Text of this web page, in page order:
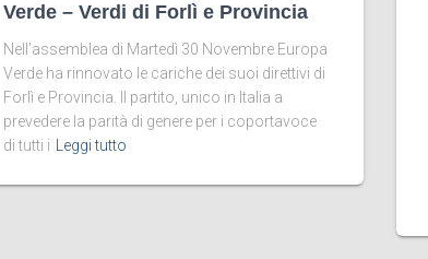
Verde – Verdi di Forlì e Provincia
Nell’assemblea di Martedì 30 Novembre Europa
Verde ha rinnovato le cariche dei suoi direttivi di
Forlì e Provincia. Il partito, unico in Italia a
prevedere la parità di genere per i coportavoce
di tutti i
Leggi tutto